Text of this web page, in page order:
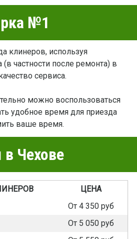
№1
клинеров, используя
частности после ремонта) в
сервиса.
можно воспользоваться
удобное время для приезда
ваше время.
Чехове
ЦЕНА
От 4 350 руб
От 5 050 руб